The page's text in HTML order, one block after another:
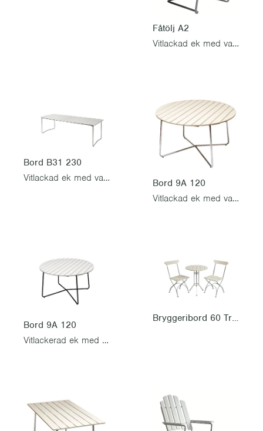
Fåtölj A2
Vitlackad ek med varmförzinkat stativ
Bord B31 230
Vitlackad ek med varmförzinkat stativ
Bord 9A 120
Vitlackad ek med varmförzinkat stativ
Bord 9A 120
Vitlackerad ek med svart stativ
Bryggeribord 60 Trefot & 2 Bryggeristolar, Vitlackad ek